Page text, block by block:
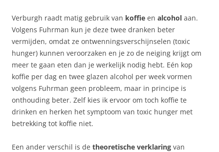
Verburgh raadt matig gebruik van koffie en alcohol aan.
Volgens Fuhrman kun je deze twee dranken beter
vermijden, omdat ze ontwenningsverschijnselen (toxic
hunger) kunnen veroorzaken en je zo de neiging krijgt om
meer te gaan eten dan je werkelijk nodig hebt. Eén kop
koffie per dag en twee glazen alcohol per week vormen
volgens Fuhrman geen probleem, maar in principe is
onthouding beter. Zelf kies ik ervoor om toch koffie te
drinken en herken het symptoom van toxic hunger met
betrekking tot koffie niet.
Een ander verschil is de theoretische verklaring van